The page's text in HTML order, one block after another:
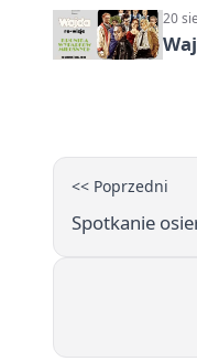
20
<< Poprzedni
Spotkanie